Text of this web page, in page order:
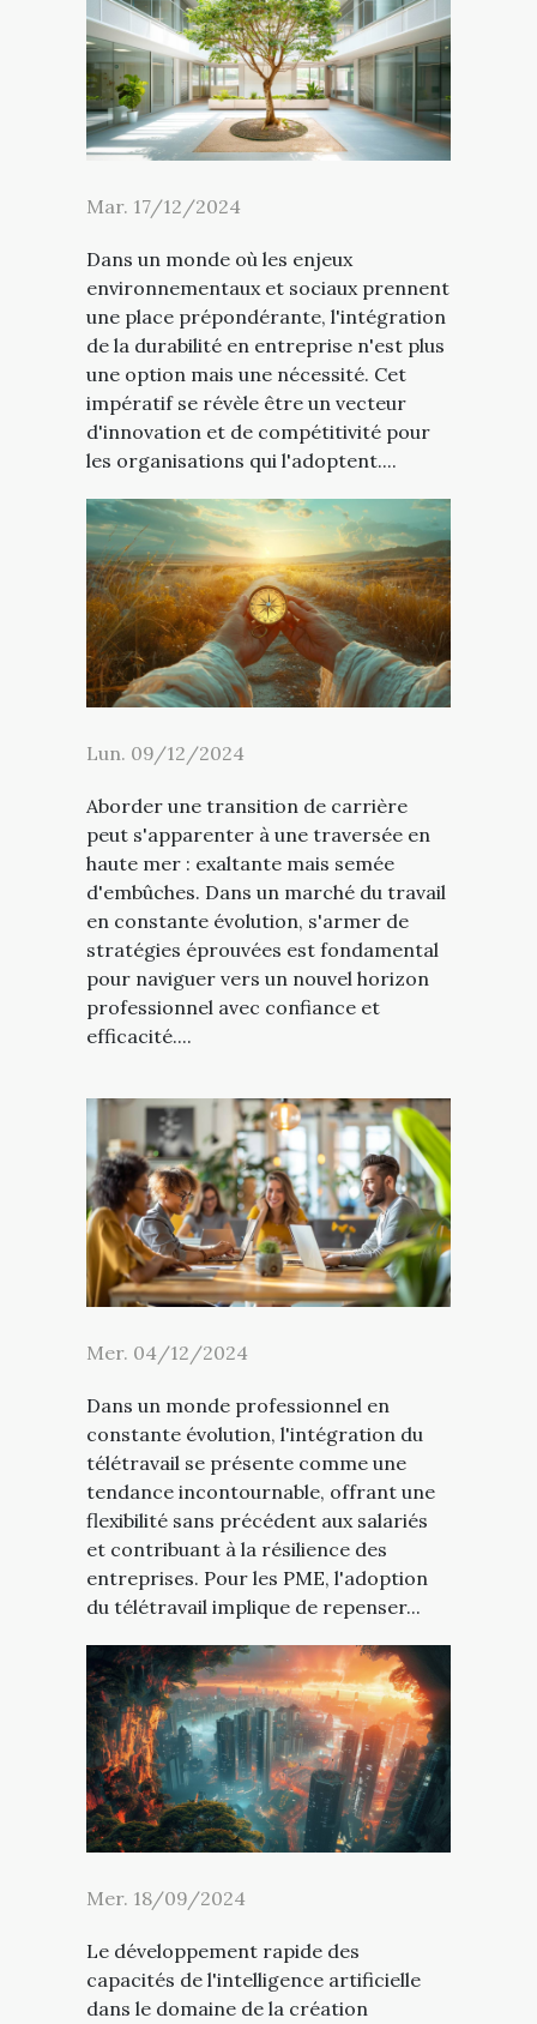
Mar. 17/12/2024
Dans un monde où les enjeux
environnementaux et sociaux prennent
une place prépondérante, l'intégration
de la durabilité en entreprise n'est plus
une option mais une nécessité. Cet
impératif se révèle être un vecteur
d'innovation et de compétitivité pour
les organisations qui l'adoptent....
Lun. 09/12/2024
Aborder une transition de carrière
peut s'apparenter à une traversée en
haute mer : exaltante mais semée
d'embûches. Dans un marché du travail
en constante évolution, s'armer de
stratégies éprouvées est fondamental
pour naviguer vers un nouvel horizon
professionnel avec confiance et
efficacité....
Mer. 04/12/2024
Dans un monde professionnel en
constante évolution, l'intégration du
télétravail se présente comme une
tendance incontournable, offrant une
flexibilité sans précédent aux salariés
et contribuant à la résilience des
entreprises. Pour les PME, l'adoption
du télétravail implique de repenser...
Mer. 18/09/2024
Le développement rapide des
capacités de l'intelligence artificielle
dans le domaine de la création